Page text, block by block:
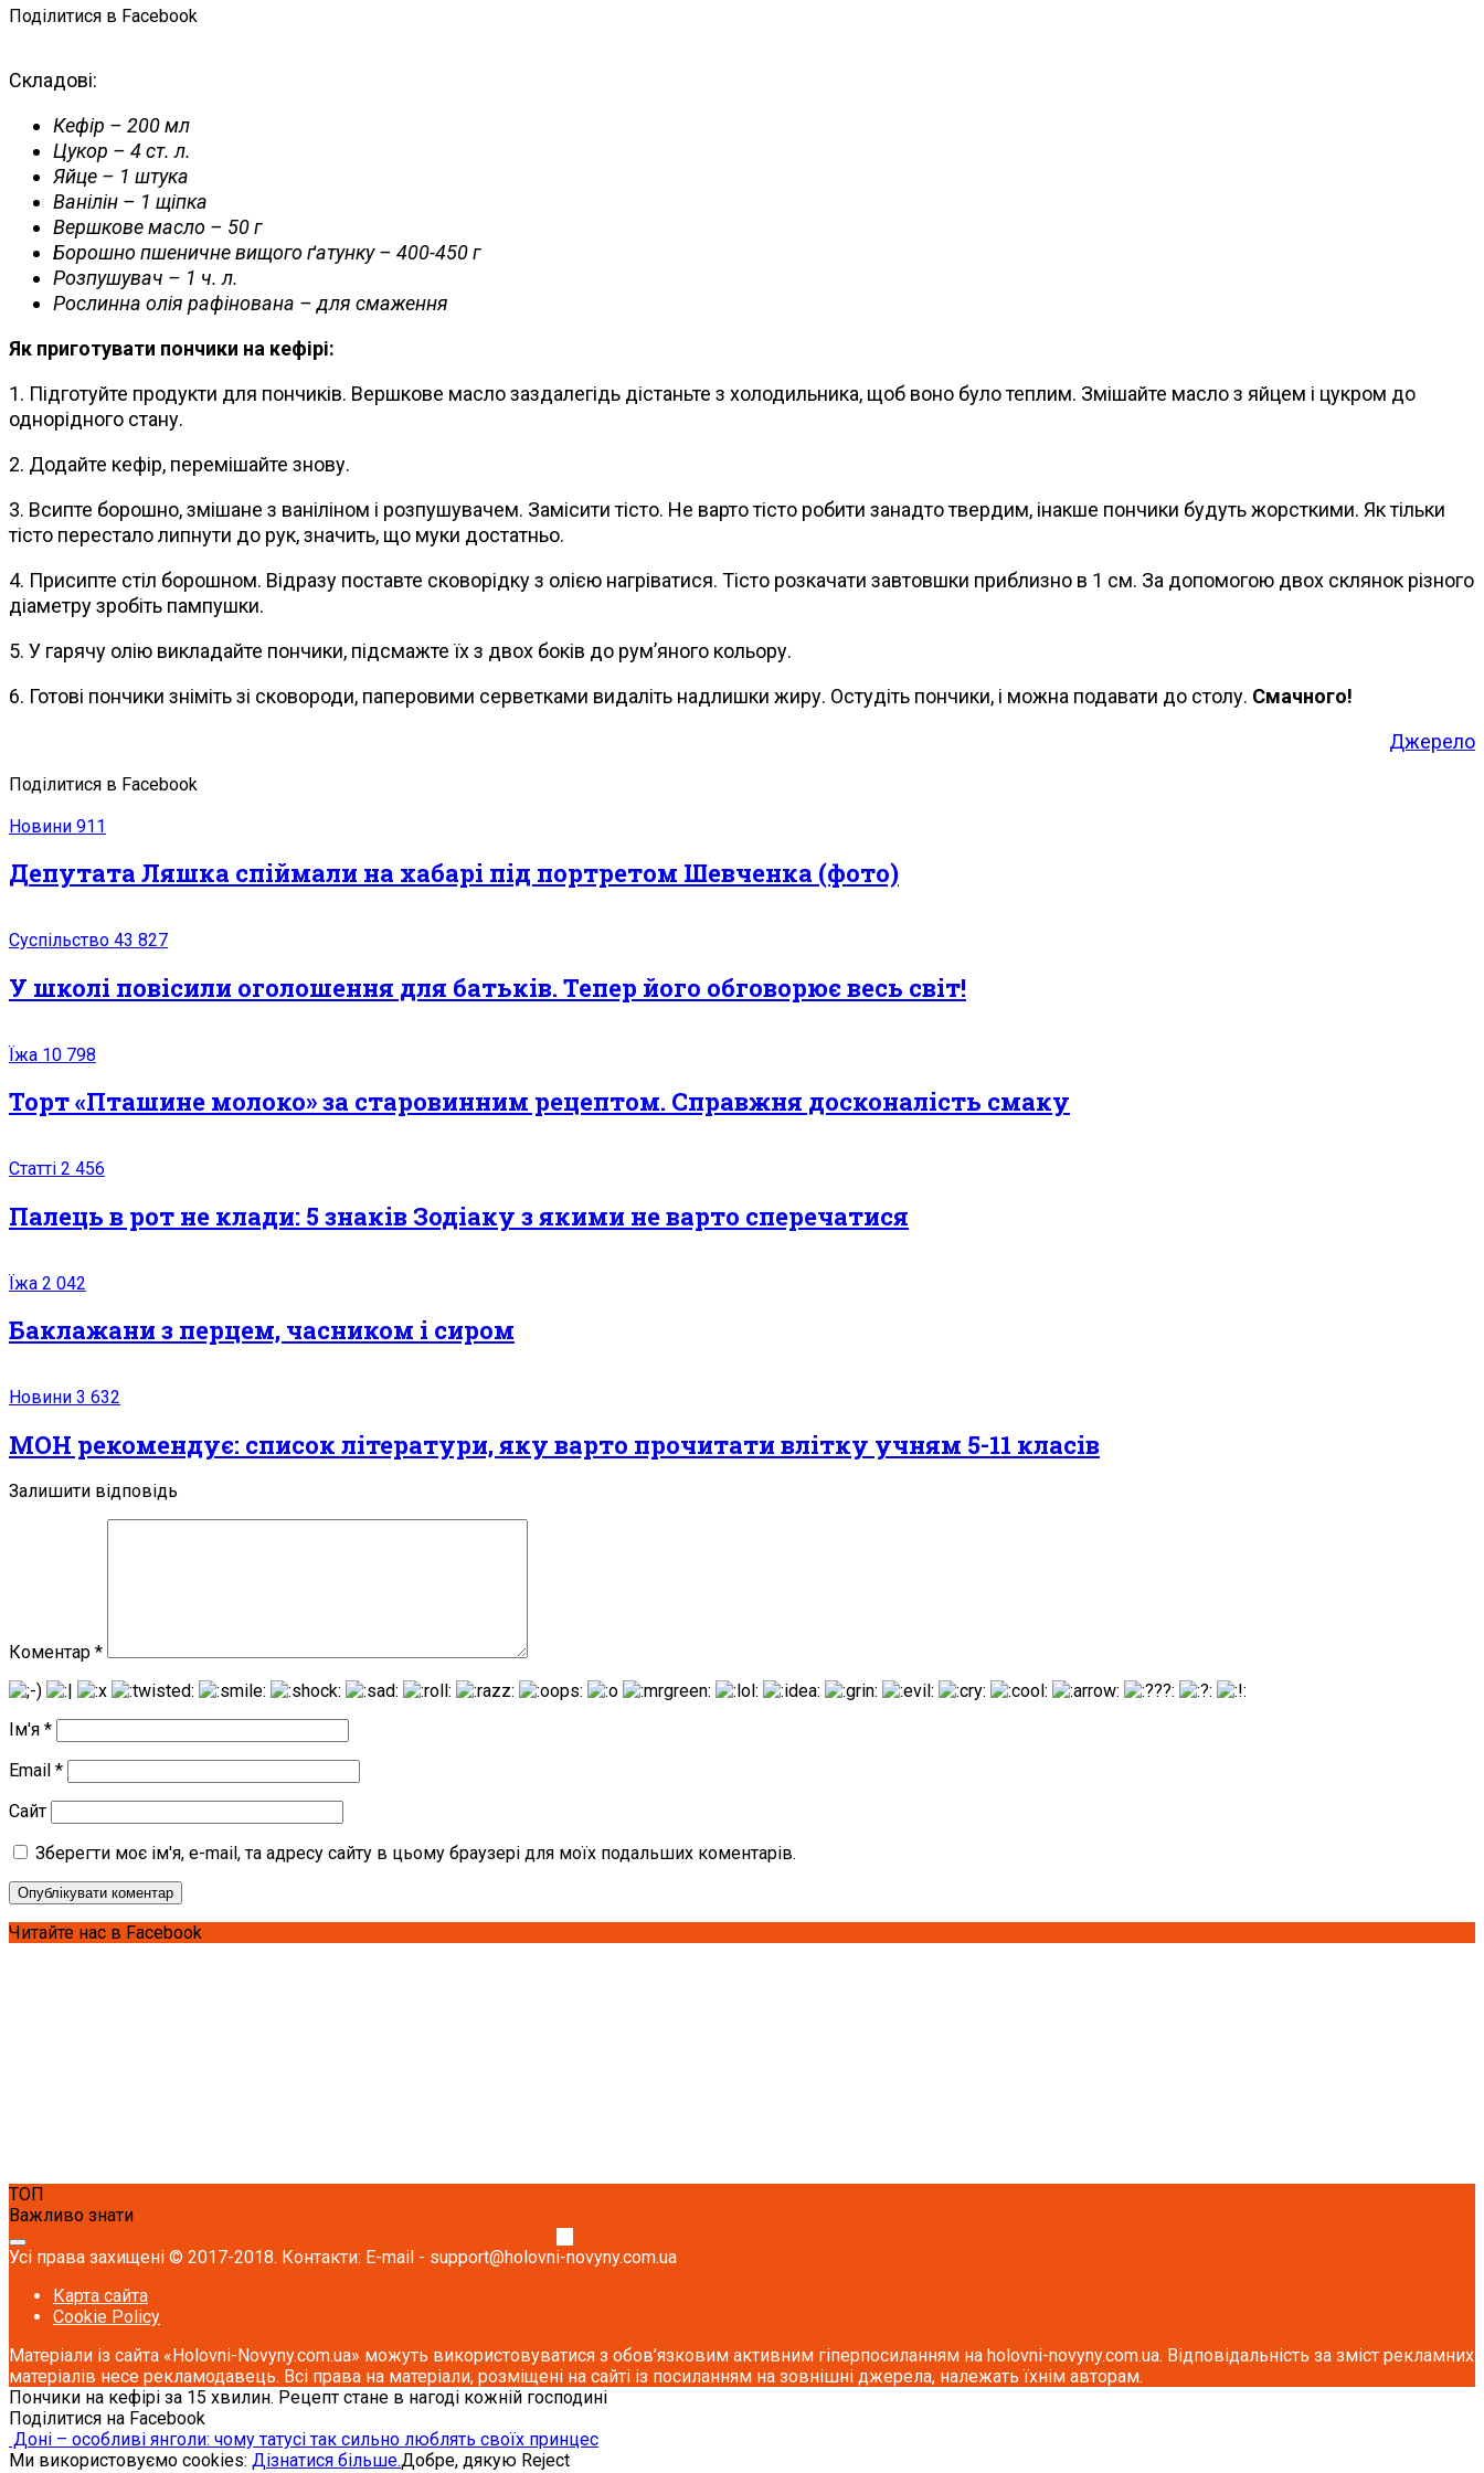
Поділитися в Facebook
Складові:
Кефір – 200 мл
Цукор – 4 ст. л.
Яйце – 1 штука
Ванілін – 1 щіпка
Вершкове масло – 50 г
Борошно пшеничне вищого ґатунку – 400-450 г
Розпушувач – 1 ч. л.
Рослинна олія рафінована – для смаження
Як приготувати пончики на кефірі:
1. Підготуйте продукти для пончиків. Вершкове масло заздалегідь дістаньте з холодильника, щоб воно було теплим. Змішайте масло з яйцем і цукром до
однорідного стану.
2. Додайте кефір, перемішайте знову.
3. Всипте борошно, змішане з ваніліном і розпушувачем. Замісити тісто. Не варто тісто робити занадто твердим, інакше пончики будуть жорсткими. Як тільки
тісто перестало липнути до рук, значить, що муки достатньо.
4. Присипте стіл борошном. Відразу поставте сковорідку з олією нагріватися. Тісто розкачати завтовшки приблизно в 1 см. За допомогою двох склянок різного
діаметру зробіть пампушки.
5. У гарячу олію викладайте пончики, підсмажте їх з двох боків до рум’яного кольору.
6. Готові пончики зніміть зі сковороди, паперовими серветками видаліть надлишки жиру. Остудіть пончики, і можна подавати до столу. Смачного!
Джерело
Поділитися в Facebook
Новини 911
Депутата Ляшка спіймали на хабарі під портретом Шевченка (фото)
Суспільство 43 827
У школі повісили оголошення для батьків. Тепер його обговорює весь світ!
Їжа 10 798
Торт «Пташине молоко» за старовинним рецептом. Справжня досконалість смаку
Статті 2 456
Палець в рот не клади: 5 знаків Зодіаку з якими не варто сперечатися
Їжа 2 042
Баклажани з перцем, часником і сиром
Новини 3 632
МОН рекомендує: список літератури, яку варто прочитати влітку учням 5-11 класів
Залишити відповідь
Коментар *
Ім'я *
Email *
Сайт
Зберегти моє ім'я, e-mail, та адресу сайту в цьому браузері для моїх подальших коментарів.
Читайте нас в Facebook
ТОП
Важливо знати
Усі права захищені © 2017-2018. Контакти: E-mail - support@holovni-novyny.com.ua
Карта сайта
Cookie Policy
Матеріали із сайта «Holovni-Novyny.com.ua» можуть використовуватися з обов’язковим активним гіперпосиланням на holovni-novyny.com.ua. Відповідальність за зміст рекламних
матеріалів несе рекламодавець. Всі права на матеріали, розміщені на сайті із посиланням на зовнішні джерела, належать їхнім авторам.
Пончики на кефірі за 15 хвилин. Рецепт стане в нагоді кожній господині
Поділитися на Facebook
Доні – особливі янголи: чому татусі так сильно люблять своїх принцес
Ми використовуємо cookies: Дізнатися більше.Добре, дякую Reject